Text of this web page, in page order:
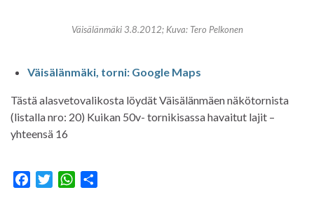
Väisälänmäki 3.8.2012; Kuva: Tero Pelkonen
Väisälänmäki, torni: Google Maps
Tästä alasvetovalikosta löydät Väisälänmäen näkötornista
(listalla nro: 20) Kuikan 50v- tornikisassa havaitut lajit –
yhteensä 16
W